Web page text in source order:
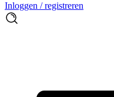
Inloggen / registreren